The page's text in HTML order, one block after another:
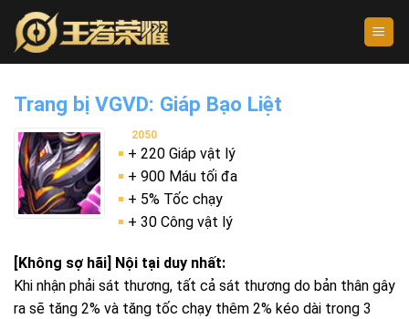
Skip
content
Trang bị VGVD: Giáp Bạo Liệt
2050
+ 220 Giáp vật lý
+ 900 Máu tối đa
+ 5% Tốc chạy
+ 30 Công vật lý
[Không sợ hãi] Nội tại duy nhất:
Khi nhận phải sát thương, tất cả sát thương do bản thân gây
ra sẽ tăng 2% và tăng tốc chạy thêm 2% kéo dài trong 3